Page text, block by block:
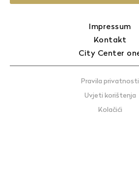
Impressum
Kontakt
City Center
Pravila privatnosti
Uvjeti korištenja
Kolačići